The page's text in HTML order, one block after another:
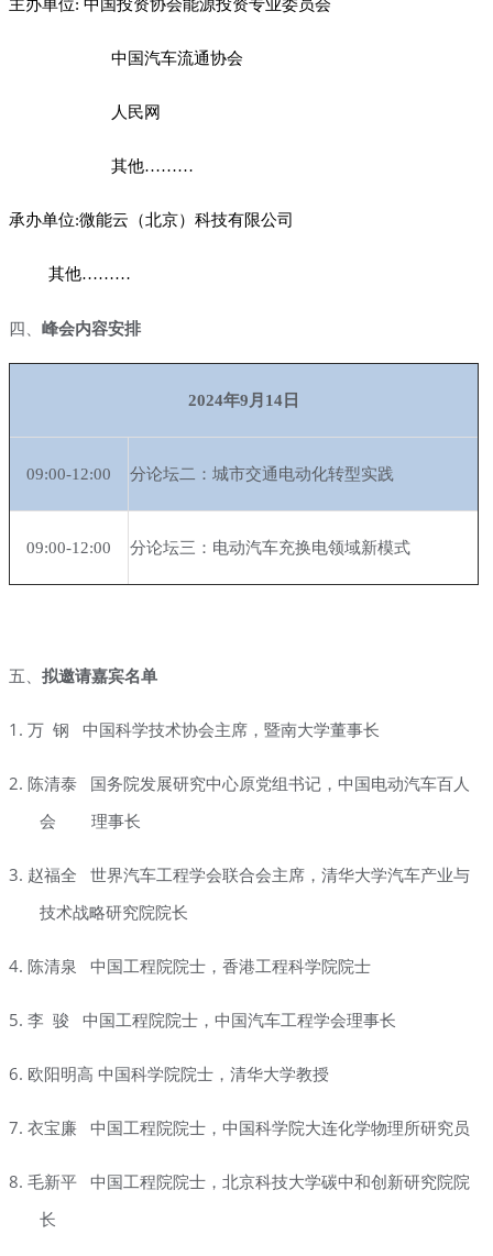
主办单位: 中国投资协会能源投资专业委员会
中国汽车流通协会
人民网
其他………
承办单位:微能云（北京）科技有限公司
其他………
四、 峰会内容安排
2024年9 月 14 日
09:00-12:00 分论坛二：城市交通电动化转型实践
09:00-12:00 分论坛三：电动汽车充换电领域新模式
五、 拟邀请嘉宾名单
1. 万 钢 中国科学技术协会主席，暨南大学董事长
2. 陈清泰
国务院发展研究中心原党组书记，中国电动汽车百人
会
理事长
3. 赵福全
世界汽车工程学会联合会主席，清华大学汽车产业与
技术战略研究院院长
4. 陈清泉 中国工程院院士，香港工程科学院院士
5. 李 骏 中国工程院院士，中国汽车工程学会理事长
6. 欧阳明高 中国科学院院士，清华大学教授
7. 衣宝廉 中国工程院院士，中国科学院大连化学物理所研究员
8. 毛新平 中国工程院院士，北京科技大学碳中和创新研究院院
长